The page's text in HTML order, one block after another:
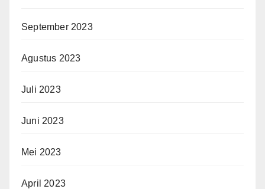
September 2023
Agustus 2023
Juli 2023
Juni 2023
Mei 2023
April 2023